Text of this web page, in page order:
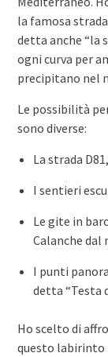
la famosa
detta anche “la
ogni curva per
precipitano nel
Le possibilità
sono diverse:
La strada
I sentieri
Le gite in
Calanche dal
I punti
detta “Testa
Ho scelto di
questo labirinto